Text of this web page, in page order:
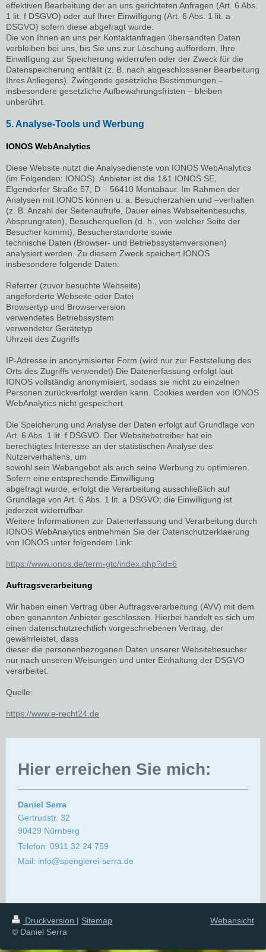
effektiven Bearbeitung der an uns gerichteten Anfragen (Art. 6 Abs.
1 lit. f DSGVO) oder auf Ihrer Einwilligung (Art. 6 Abs. 1 lit. a
DSGVO) sofern diese abgefragt wurde.
Die von Ihnen an uns per Kontaktanfragen übersandten Daten
verbleiben bei uns, bis Sie uns zur Löschung auffordern, Ihre
Einwilligung zur Speicherung widerrufen oder der Zweck für die
Datenspeicherung entfällt (z. B. nach abgeschlossener Bearbeitung
Ihres Anliegens). Zwingende gesetzliche Bestimmungen –
insbesondere gesetzliche Aufbewahrungsfristen – bleiben
unberührt.
5. Analyse-Tools und Werbung
IONOS WebAnalytics
Diese Website nutzt die Analysedienste von IONOS WebAnalytics
(im Folgenden: IONOS). Anbieter ist die 1&1 IONOS SE,
Elgendorfer Straße 57, D – 56410 Montabaur. Im Rahmen der
Analysen mit IONOS können u. a. Besucherzahlen und –verhalten
(z. B. Anzahl der Seitenaufrufe, Dauer eines Webseitenbesuchs,
Absprungraten), Besucherquellen (d. h., von welcher Seite der
Besucher kommt), Besucherstandorte sowie
technische Daten (Browser- und Betriebssystemversionen)
analysiert werden. Zu diesem Zweck speichert IONOS
insbesondere folgende Daten:
Referrer (zuvor besuchte Webseite)
angeforderte Webseite oder Datei
Browsertyp und Browserversion
verwendetes Betriebssystem
verwendeter Gerätetyp
Uhrzeit des Zugriffs
IP-Adresse in anonymisierter Form (wird nur zur Feststellung des
Orts des Zugriffs verwendet) Die Datenerfassung erfolgt laut
IONOS vollständig anonymisiert, sodass sie nicht zu einzelnen
Personen zurückverfolgt werden kann. Cookies werden von IONOS
WebAnalytics nicht gespeichert.
Die Speicherung und Analyse der Daten erfolgt auf Grundlage von
Art. 6 Abs. 1 lit. f DSGVO. Der Websitebetreiber hat ein
berechtigtes Interesse an der statistischen Analyse des
Nutzerverhaltens, um
sowohl sein Webangebot als auch seine Werbung zu optimieren.
Sofern eine entsprechende Einwilligung
abgefragt wurde, erfolgt die Verarbeitung ausschließlich auf
Grundlage von Art. 6 Abs. 1 lit. a DSGVO; die Einwilligung ist
jederzeit widerrufbar.
Weitere Informationen zur Datenerfassung und Verarbeitung durch
IONOS WebAnalytics entnehmen Sie der Datenschutzerklaerung
von IONOS unter folgendem Link:
https://www.ionos.de/term-gtc/index.php?id=6
Auftragsverarbeitung
Wir haben einen Vertrag über Auftragsverarbeitung (AVV) mit dem
oben genannten Anbieter geschlossen. Hierbei handelt es sich um
einen datenschutzrechtlich vorgeschriebenen Vertrag, der
gewährleistet, dass
dieser die personenbezogenen Daten unserer Websitebesucher
nur nach unseren Weisungen und unter Einhaltung der DSGVO
verarbeitet.
Quelle:
https://www.e-recht24.de
Hier erreichen Sie mich:
Daniel Serra
Gertrudstr. 32
90429 Nürnberg
Telefon: 0911 32 24 759
Mail: info@spenglerei-serra.de
Druckversion | Sitemap
© Daniel Serra
Webansicht